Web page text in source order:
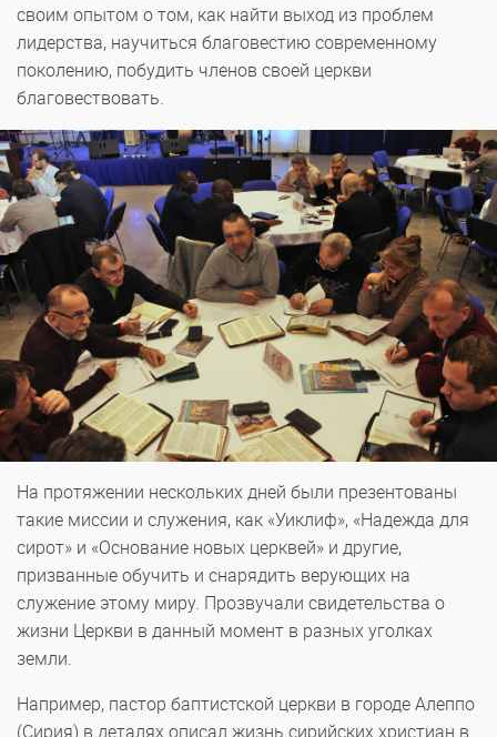
своим опытом о том, как найти выход из проблем
лидерства, научиться благовестию современному
поколению, побудить членов своей церкви
благовествовать.
На протяжении нескольких дней были презентованы
такие миссии и служения, как «Уиклиф», «Надежда для
сирот» и «Основание новых церквей» и другие,
призванные обучить и снарядить верующих на
служение этому миру. Прозвучали свидетельства о
жизни Церкви в данный момент в разных уголках
земли.
Например, пастор баптистской церкви в городе Алеппо
(Сирия) в деталях описал жизнь сирийских христиан в